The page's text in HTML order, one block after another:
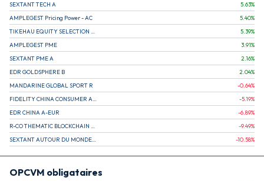
SEXTANT TECH A
5.63%
AMPLEGEST Pricing Power - AC
5.40%
5.39%
AMPLEGEST PME
3.91%
SEXTANT PME A
2.16%
EDR GOLDSPHERE B
2.04%
MANDARINE GLOBAL SPORT R
-0.64%
-5.19%
EDR CHINA A-EUR
-6.89%
-9.49%
-10.58%
OPCVM obligataires